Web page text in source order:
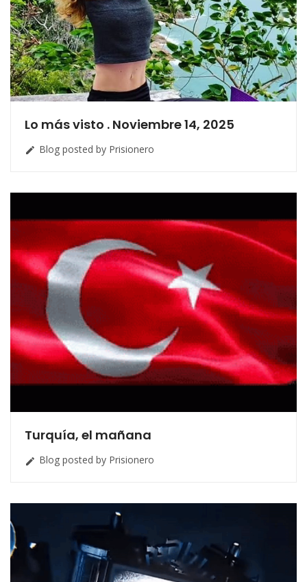
Lo más visto . Noviembre 14, 2025
 Blog posted by Prisionero
Turquía, el mañana
 Blog posted by Prisionero